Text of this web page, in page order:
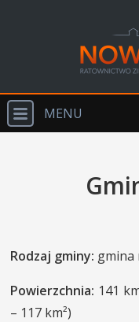
MENU
PSP
PRM
Rodzaj gminy: gmina
Powierzchnia: 141
– 117 km²)